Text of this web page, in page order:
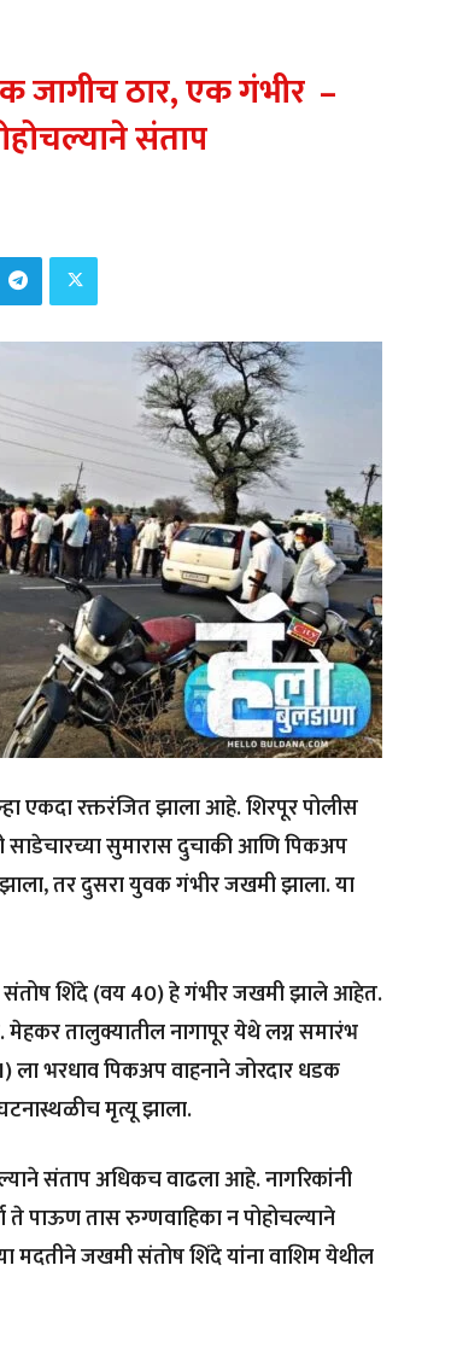
जागीच ठार, एक गंभीर –
संताप
एकदा रक्तरंजित झाला आहे. शिरपूर पोलीस
साडेचारच्या सुमारास दुचाकी आणि पिकअप
तर दुसरा युवक गंभीर जखमी झाला. या
शिंदे (वय 40) हे गंभीर जखमी झाले आहेत.
तालुक्यातील नागापूर येथे लग्न समारंभ
ला भरधाव पिकअप वाहनाने जोरदार धडक
मृत्यू झाला.
संताप अधिकच वाढला आहे. नागरिकांनी
ते पाऊण तास रुग्णवाहिका न पोहोचल्याने
मदतीने जखमी संतोष शिंदे यांना वाशिम येथील